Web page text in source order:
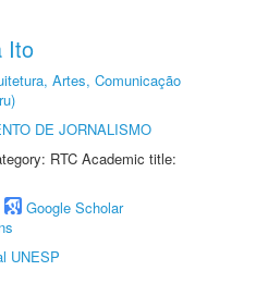
Ito
Artes, Comunicação
DE JORNALISMO
RTC Academic title:
Google Scholar
UNESP